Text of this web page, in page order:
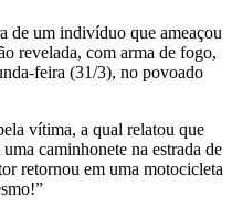
de um indivíduo que ameaçou
revelada, com arma de fogo,
feira (31/3), no povoado
vítima, a qual relatou que
caminhonete na estrada de
retornou em uma motocicleta